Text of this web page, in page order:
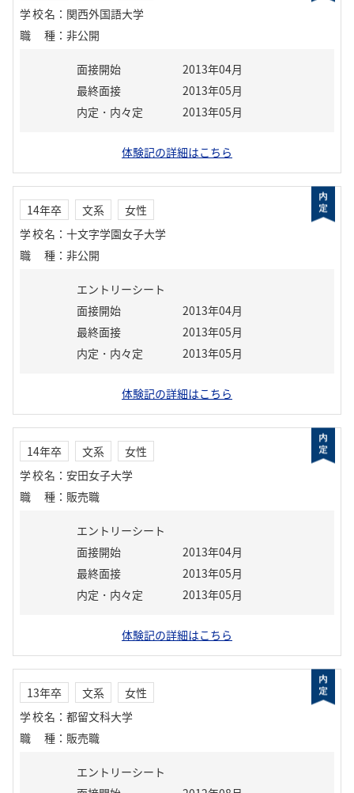
学校名 ： 関西外国語大学
職種 ： 非公開
面接開始
2013年04月
最終面接
2013年05月
内定・内々定
2013年05月
体験記の詳細はこちら
14年卒 文系
女性
学校名 ： 十文字学園女子大学
職種 ： 非公開
エントリーシート
面接開始
2013年04月
最終面接
2013年05月
内定・内々定
2013年05月
体験記の詳細はこちら
14年卒 文系
女性
学校名 ： 安田女子大学
職種 ： 販売職
エントリーシート
面接開始
2013年04月
最終面接
2013年05月
内定・内々定
2013年05月
体験記の詳細はこちら
13年卒 文系
女性
学校名 ： 都留文科大学
職種 ： 販売職
エントリーシート